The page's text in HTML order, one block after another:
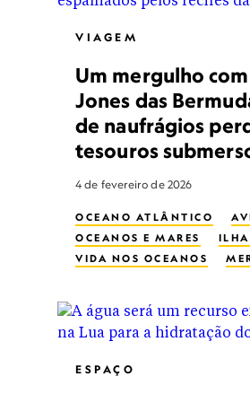
VIAGEM
Um mergulho
Jones das
de naufrágios
tesouros
4 de fevereiro de 2026
OCEANO ATLÂNTICO
OCEANOS E MARES
VIDA NOS OCEANOS
ESPAÇO